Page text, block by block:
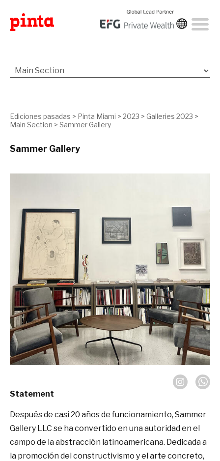
Ediciones pasadas > Pinta Miami > 2023 > Galleries 2023 >
Main Section > Sammer Gallery
Sammer Gallery
Statement
Después de casi 20 años de funcionamiento, Sammer
Gallery LLC se ha convertido en una autoridad en el
campo de la abstracción latinoamericana. Dedicada a
la promoción del constructivismo y el arte concreto,